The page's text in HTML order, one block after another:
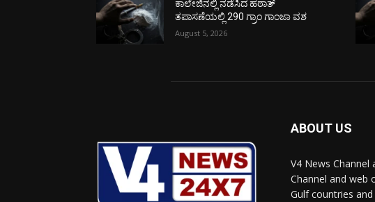
ಕಾಲೇಜಿನಲ್ಲಿ ನಡೆಸಿದ ಹಠಾತ್
ತಪಾಸಣೆಯಲ್ಲಿ 290 ಗ್ರಾಂ ಗಾಂಜಾ ವಶ
August 5, 2026
ABOUT US
V4 News Channel
Channel and web
Gulf countries